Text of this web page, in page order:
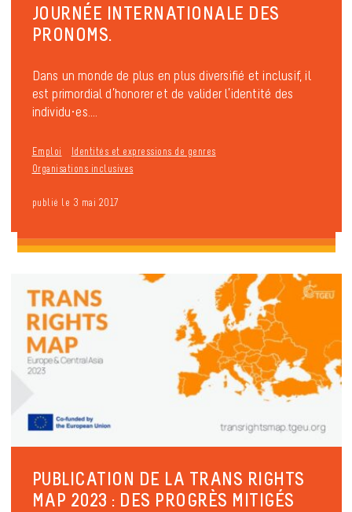
JOURNÉE INTERNATIONALE DES
PRONOMS.
Dans un monde de plus en plus diversifié et inclusif, il
est primordial d’honorer et de valider l’identité des
individu·es....
Emploi
Identités et expressions de genres
Organisations inclusives
publié le 3 mai 2017
PUBLICATION DE LA TRANS RIGHTS
MAP 2023 : DES PROGRÈS MITIGÉS